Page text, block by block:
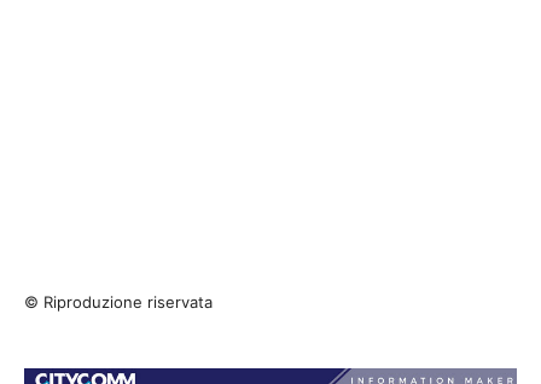
© Riproduzione riservata